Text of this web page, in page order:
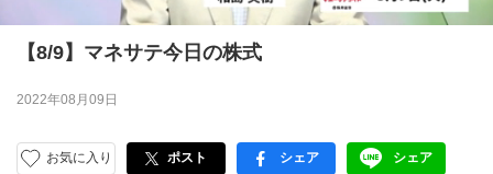
【8/9】マネサテ今日の株式
2022年08月09日
お気に入り ポスト facebook
シェア LINE
シェア